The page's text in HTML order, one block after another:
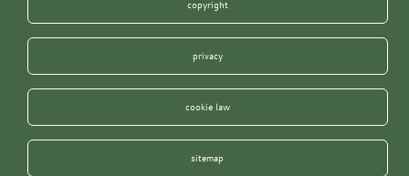
copyright
privacy
cookie law
sitemap